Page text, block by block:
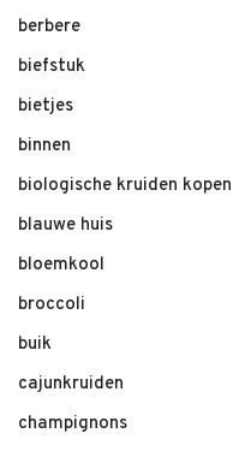
berbere
biefstuk
bietjes
binnen
biologische kruiden kopen
blauwe huis
bloemkool
broccoli
buik
cajunkruiden
champignons